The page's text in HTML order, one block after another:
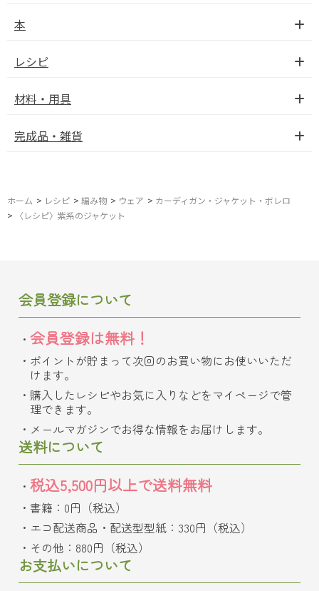
本
レシピ
材料・用具
完成品・雑貨
ホーム > レシピ > 編み物 > ウェア > カーディガン・ジャケット・ボレロ
>
〈レシピ〉紫系のジャケット
会員登録について
会員登録は無料！
ポイントが貯まって次回のお買い物にお使いいただ
けます。
購入したレシピやお気に入りなどをマイページで管
理できます。
メールマガジンでお得な情報をお届けします。
送料について
税込5,500円以上で送料無料
書籍：0円（税込）
エコ配送商品・配送型型紙：330円（税込）
その他：880円（税込）
お支払いについて